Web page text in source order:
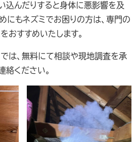
込んだりすると身体に悪影響を及
にもネズミでお困りの方は、専門の
おすすめいたします。
では、無料にて相談や現地調査を承
絡ください。